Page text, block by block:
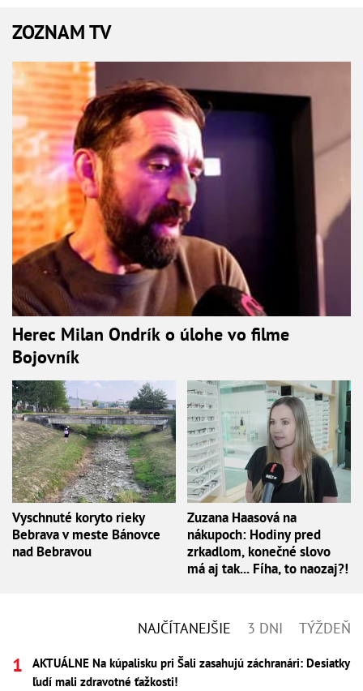
ZOZNAM TV
Herec Milan Ondrík o úlohe vo filme
Bojovník
Vyschnuté koryto rieky
Bebrava v meste Bánovce
nad Bebravou
Zuzana Haasová na
nákupoch: Hodiny pred
zrkadlom, konečné slovo
má aj tak... Fíha, to naozaj?!
NAJČÍTANEJŠIE 3 DNI TÝŽDEŇ
AKTUÁLNE Na kúpalisku pri Šali zasahujú záchranári: Desiatky
ľudí mali zdravotné ťažkosti!